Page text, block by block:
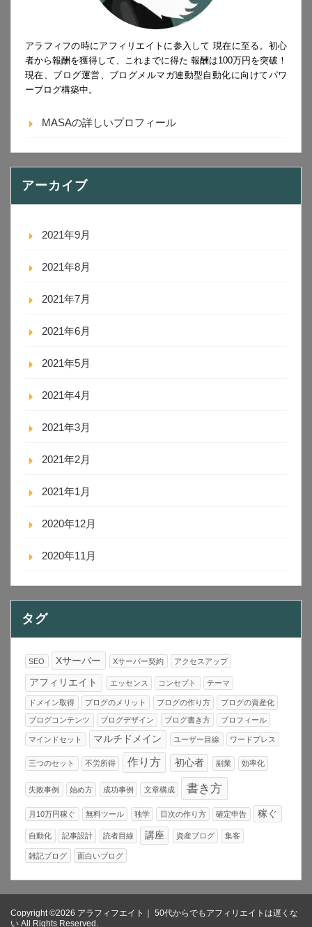
アラフィフの時にアフィリエイトに参入して 現在に至る。初心
者から報酬を獲得して、これまでに得た 報酬は100万円を突破！
現在、ブログ運営、ブログメルマガ連動型自動化に向けてパワ
ーブログ構築中。
MASAの詳しいプロフィール
アーカイブ
2021年9月
2021年8月
2021年7月
2021年6月
2021年5月
2021年4月
2021年3月
2021年2月
2021年1月
2020年12月
2020年11月
タグ
SEO Xサーバー Xサーバー契約 アクセスアップ
アフィリエイト エッセンス コンセプト テーマ
ドメイン取得 ブログのメリット ブログの作り方 ブログの資産化
ブログコンテンツ ブログデザイン ブログ書き方 プロフィール
マインドセット マルチドメイン ユーザー目線 ワードプレス
三つのセット 不労所得 作り方 初心者 副業 効率化
失敗事例 始め方 成功事例 文章構成 書き方
月10万円稼ぐ 無料ツール 独学 目次の作り方 確定申告 稼ぐ
自動化 記事設計 読者目線 講座 資産ブログ 集客
雑記ブログ 面白いブログ
Copyright ©2026 アラフィフエイト｜ 50代からでもアフィリエイトは遅くな
い All Rights Reserved.